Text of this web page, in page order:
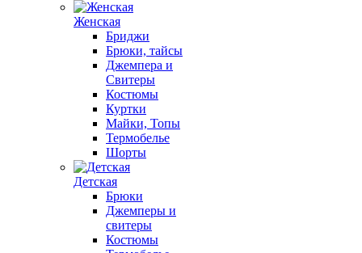
Женская
Бриджи
Брюки, тайсы
Джемпера и
Свитеры
Костюмы
Куртки
Майки, Топы
Термобелье
Шорты
Детская
Брюки
Джемперы и
свитеры
Костюмы